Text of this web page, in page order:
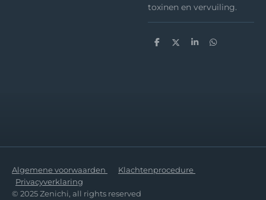
toxinen en vervuiling.
D
D
S
D
Algemene voorwaarden
Klachtenprocedure
Privacyverklaring
© 2025 Zenichi, all rights reserved